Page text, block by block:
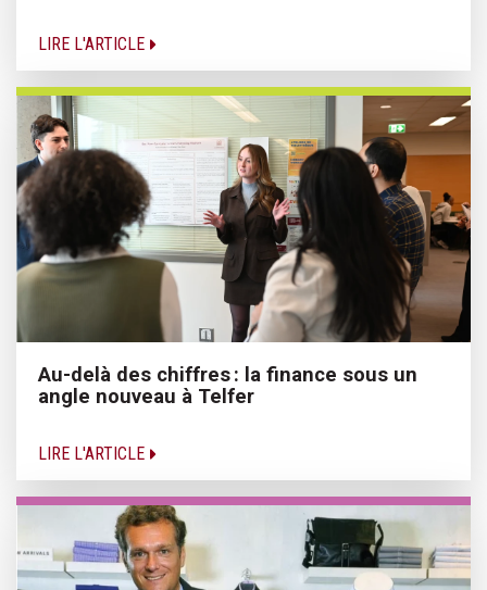
LIRE L'ARTICLE
Au-delà des chiffres : la finance sous un
angle nouveau à Telfer
LIRE L'ARTICLE